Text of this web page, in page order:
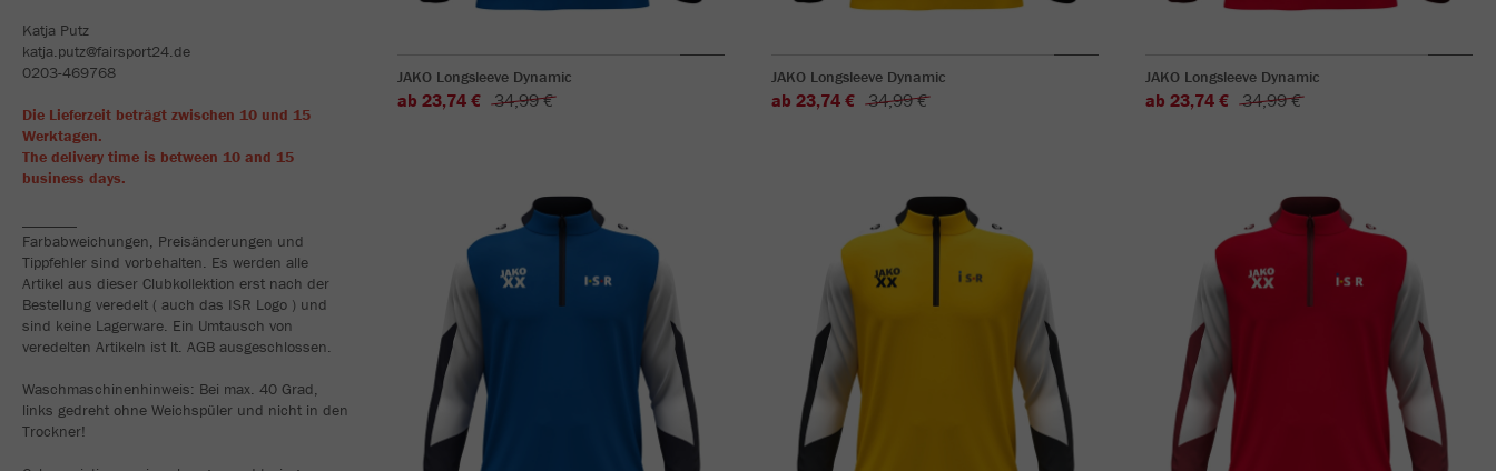
Katja Putz
katja.putz@fairsport24.de
0203-469768
Die Lieferzeit beträgt zwischen 10 und 15
Werktagen.
The delivery time is between 10 and 15
business days.
Farbabweichungen, Preisänderungen und
Tippfehler sind vorbehalten. Es werden alle
Artikel aus dieser Clubkollektion erst nach der
Bestellung veredelt ( auch das ISR Logo ) und
sind keine Lagerware. Ein Umtausch von
veredelten Artikeln ist lt. AGB ausgeschlossen.
Waschmaschinenhinweis: Bei max. 40 Grad,
links gedreht ohne Weichspüler und nicht in den
Trockner!
JAKO Longsleeve Dynamic
ab 23,74 € 34,99 €
JAKO Longsleeve Dynamic
ab 23,74 € 34,99 €
JAKO Longsleeve Dynamic
ab 23,74 € 34,99 €